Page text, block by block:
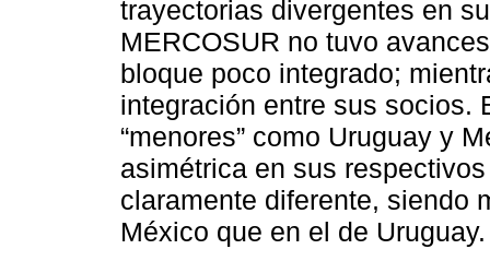
trayectorias divergentes en
MERCOSUR no tuvo
bloque poco integrado;
integración entre sus socios.
“menores” como Uruguay y
asimétrica en sus
claramente diferente, siendo
México que en el de Uruguay.